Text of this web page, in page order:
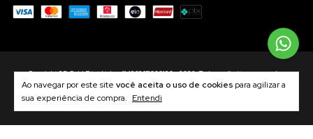
Ao navegar por este site você aceita o uso de cookies para agilizar a
sua experiência de compra. Entendi
Copyright 3D Gold Print Ltda - 41436367000130 - 2026. Todos os direitos reservados.